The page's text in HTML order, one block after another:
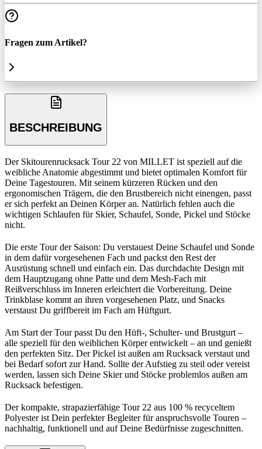
Fragen zum Artikel?
BESCHREIBUNG
Der Skitourenrucksack Tour 22 von MILLET ist speziell auf die
weibliche Anatomie abgestimmt und bietet optimalen Komfort für
Deine Tagestouren. Mit seinem kürzeren Rücken und den
ergonomischen Trägern, die den Brustbereich nicht einengen, passt
er sich perfekt an Deinen Körper an. Natürlich fehlen auch die
wichtigen Schlaufen für Skier, Schaufel, Sonde, Pickel und Stöcke
nicht.
Die erste Tour der Saison: Du verstauest Deine Schaufel und Sonde
in dem dafür vorgesehenen Fach und packst den Rest der
Ausrüstung schnell und einfach ein. Das durchdachte Design mit
dem Hauptzugang ohne Patte und dem Mesh-Fach mit
Reißverschluss im Inneren erleichtert die Vorbereitung. Deine
Trinkblase kommt an ihren vorgesehenen Platz, und Snacks
verstaust Du griffbereit im Fach am Hüftgurt.
Am Start der Tour passt Du den Hüft-, Schulter- und Brustgurt –
alle speziell für den weiblichen Körper entwickelt – an und genießt
den perfekten Sitz. Der Pickel ist außen am Rucksack verstaut und
bei Bedarf sofort zur Hand. Sollte der Aufstieg zu steil oder vereist
werden, lassen sich Deine Skier und Stöcke problemlos außen am
Rucksack befestigen.
Der kompakte, strapazierfähige Tour 22 aus 100 % recyceltem
Polyester ist Dein perfekter Begleiter für anspruchsvolle Touren –
nachhaltig, funktionell und auf Deine Bedürfnisse zugeschnitten.